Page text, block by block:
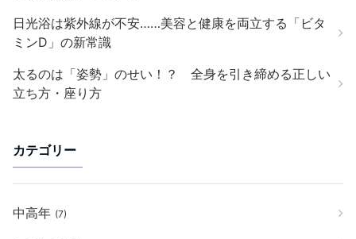
日光浴は紫外線が不安……美容と健康を両立する「ビタ
ミンD」の新常識
太るのは「姿勢」のせい！？ 全身を引き締める正しい
立ち方・座り方
カテゴリー
中高年 (7)